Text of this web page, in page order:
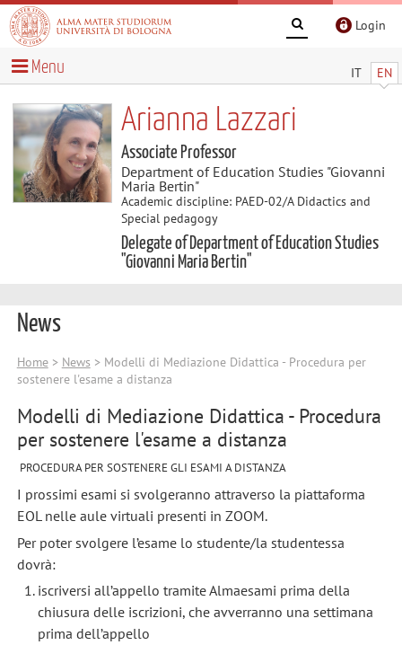
Login
IT EN
Menu
Arianna Lazzari
Associate Professor
Department of Education Studies "Giovanni
Maria Bertin"
Academic discipline: PAED-02/A Didactics and
Special pedagogy
Delegate of Department of Education Studies
"Giovanni Maria Bertin"
News
Home> News > Modelli di Mediazione Didattica - Procedura per
sostenere l'esame a distanza
Modelli di Mediazione Didattica - Procedura
per sostenere l'esame a distanza
PROCEDURA PER SOSTENERE GLI ESAMI A DISTANZA
I prossimi esami si svolgeranno attraverso la piattaforma
EOL nelle aule virtuali presenti in ZOOM.
Per poter svolgere l’esame lo studente/la studentessa
dovrà:
iscriversi all’appello tramite Almaesami prima della
chiusura delle iscrizioni, che avverranno una settimana
prima dell’appello